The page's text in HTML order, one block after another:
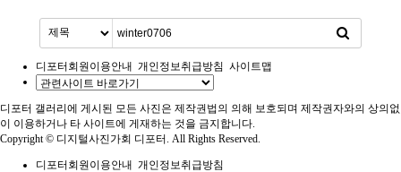
디포터회원이용안내 개인정보취급방침 사이트맵
디포터 갤러리에 게시된 모든 사진은 제작권법의 의해 보호되며 제작권자와의 상의없
이 이용하거나 타 사이트에 게재하는 것을 금지합니다.
Copyright © 디지털사진가회 디포터. All Rights Reserved.
디포터회원이용안내 개인정보취급방침